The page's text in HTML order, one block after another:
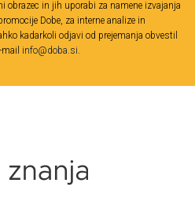
in jih uporabi za namene izvajanja
Dobe, za interne analize in
kadarkoli odjavi od prejemanja obvestil
info@doba.si.